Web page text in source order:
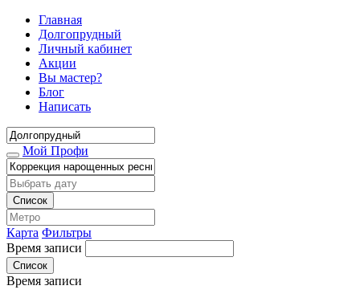
Главная
Долгопрудный
Личный кабинет
Акции
Вы мастер?
Блог
Написать
Мой Профи
Список
Карта Фильтры
Время записи
Список
Время записи